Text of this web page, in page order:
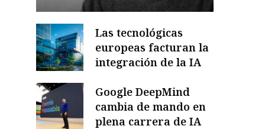
Las tecnológicas
europeas facturan la
integración de la IA
Google DeepMind
cambia de mando en
plena carrera de IA